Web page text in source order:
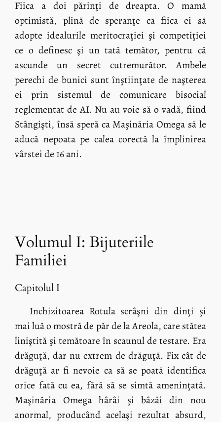
Fiica a doi părinţi de dreapta. O mamă
optimistă, plină de speranţe ca fiica ei să
adopte idealurile meritocraţiei şi competiţiei
ce o definesc şi un tată temător, pentru că
ascunde un secret cutremurător. Ambele
perechi de bunici sunt înştiinţate de naşterea
ei prin sistemul de comunicare bisocial
reglementat de AI. Nu au voie să o vadă, fiind
Stângişti, însă speră ca Maşinăria Omega să le
aducă nepoata pe calea corectă la împlinirea
vârstei de 16 ani.
Volumul I: Bijuteriile
Familiei
Capitolul I
Inchizitoarea Rotula scrâşni din dinţi şi
mai luă o mostră de păr de la Areola, care stătea
liniştită şi temătoare în scaunul de testare. Era
drăguţă, dar nu extrem de drăguţă. Fix cât de
drăguţă ar fi nevoie ca să se poată identifica
orice fată cu ea, fără să se simtă ameninţată.
Maşinăria Omega hârâi şi bâzâi din nou
anormal, producând acelaşi rezultat absurd,